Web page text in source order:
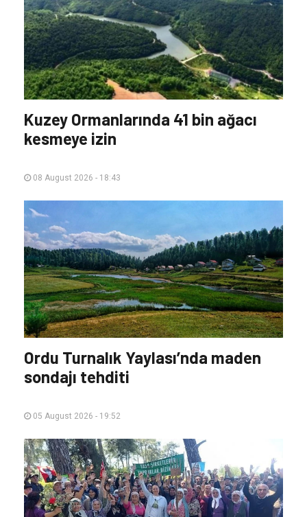
Kuzey Ormanlarında 41 bin ağacı
kesmeye izin
08 August 2026 - 18:43
Ordu Turnalık Yaylası’nda maden
sondajı tehditi
05 August 2026 - 19:52